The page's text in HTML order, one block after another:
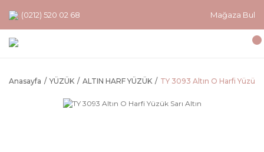
(0212) 520 02 68 Mağaza Bul
Anasayfa YÜZÜK ALTIN HARF YÜZÜK TY 3093 Altın O Harfi Yüzük